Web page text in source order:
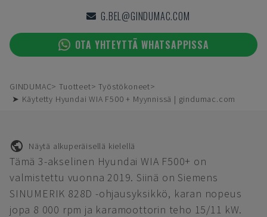
G.BEL@GINDUMAC.COM
OTA YHTEYTTÄ WHATSAPPISSA
GINDUMAC Tuotteet
Työstökoneet
➤ Käytetty Hyundai WIA F500 + Myynnissä | gindumac.com
Näytä alkuperäisellä kielellä
Tämä 3-akselinen Hyundai WIA F500+ on
valmistettu vuonna 2019. Siinä on Siemens
SINUMERIK 828D -ohjausyksikkö, karan nopeus
jopa 8 000 rpm ja karamoottorin teho 15/11 kW.